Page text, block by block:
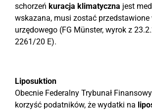
schorzeń kuracja klimatyczna jest
wskazana, musi zostać
urzędowego (FG Münster, wyrok z
2261/20 E).
Liposuktion
Obecnie Federalny Trybunał
korzyść podatników, że wydatki na